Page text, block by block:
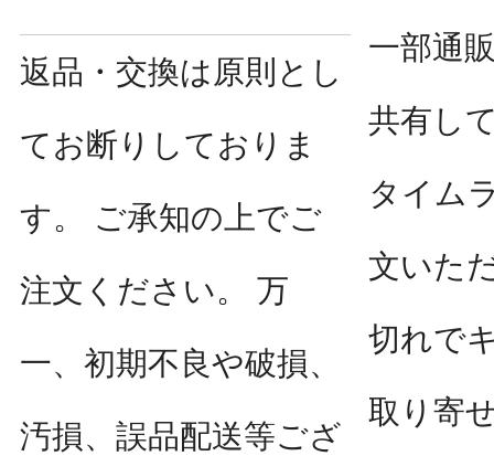
返品・交換は原則とし
てお断りしておりま
す。 ご承知の上でご
注文ください。 万
一、初期不良や破損、
汚損、誤品配送等ござ
一部通
共有し
タイム
文いた
切れで
取り寄